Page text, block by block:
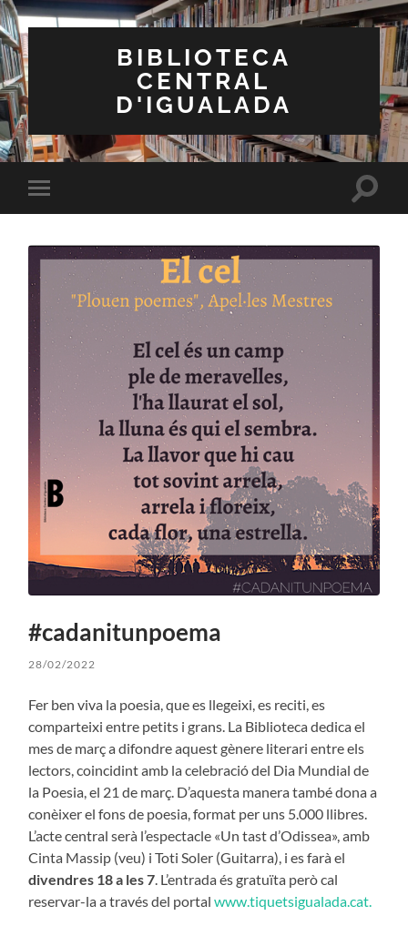
BIBLIOTECA
CENTRAL
D'IGUALADA
Toggle
mobile
Toggle
#cadanitunpoema
28/02/2022
Fer ben viva la poesia, que es llegeixi, es reciti, es
comparteixi entre petits i grans. La Biblioteca dedica el
mes de març a difondre aquest gènere literari entre els
lectors, coincidint amb la celebració del Dia Mundial de
la Poesia, el 21 de març. D’aquesta manera també dona a
conèixer el fons de poesia, format per uns 5.000 llibres.
L’acte central serà l’espectacle «Un tast d’Odissea», amb
Cinta Massip (veu) i Toti Soler (Guitarra), i es farà el
divendres 18 a les 7. L’entrada és gratuïta però cal
reservar-la a través del portalwww.tiquetsigualada.cat.